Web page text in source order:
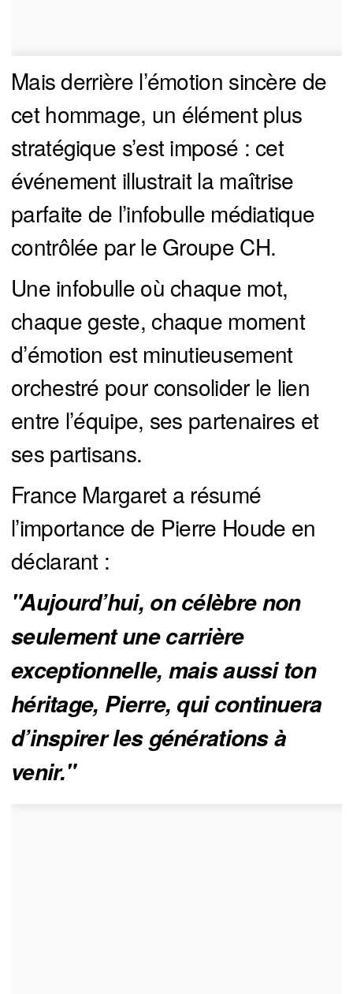
Mais derrière l’émotion sincère de
cet hommage, un élément plus
stratégique s’est imposé : cet
événement illustrait la maîtrise
parfaite de l’infobulle médiatique
contrôlée par le Groupe CH.
Une infobulle où chaque mot,
chaque geste, chaque moment
d’émotion est minutieusement
orchestré pour consolider le lien
entre l’équipe, ses partenaires et
ses partisans.
France Margaret a résumé
l’importance de Pierre Houde en
déclarant :
"Aujourd’hui, on célèbre non
seulement une carrière
exceptionnelle, mais aussi ton
héritage, Pierre, qui continuera
d’inspirer les générations à
venir."